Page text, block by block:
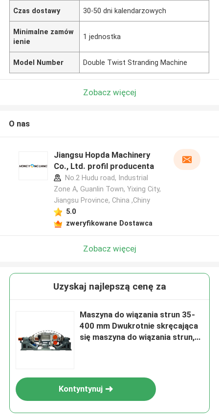
Czas dostawy 30-50 dni kalendarzowych
Minimalne zamów
ienie
1 jednostka
Model Number Double Twist Stranding Machine
Zobacz więcej
O nas
Jiangsu Hopda Machinery
Co., Ltd. profil producenta
No.2 Hudu road, Industrial
Zone A, Guanlin Town, Yixing City,
Jiangsu Province, China ,Chiny
5.0
zweryfikowane Dostawca
Zobacz więcej
Uzyskaj najlepszą cenę za
Maszyna do wiązania strun 35-
400 mm Dwukrotnie skręcająca
się maszyna do wiązania strun,
Kontyntynuj